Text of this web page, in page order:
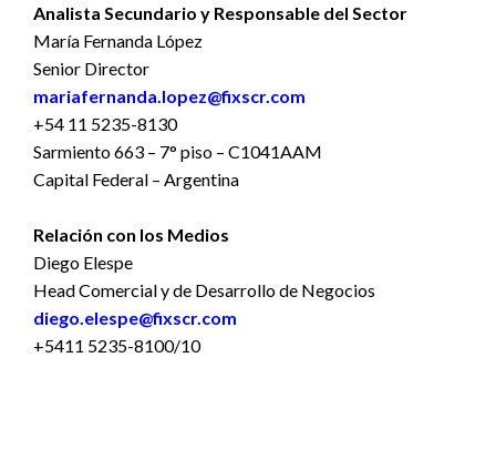
Analista Secundario y Responsable del Sector
María Fernanda López
Senior Director
mariafernanda.lopez@fixscr.com
+54 11 5235-8130
Sarmiento 663 – 7° piso – C1041AAM
Capital Federal – Argentina
Relación con los Medios
Diego Elespe
Head Comercial y de Desarrollo de Negocios
diego.elespe@fixscr.com
+5411 5235-8100/10